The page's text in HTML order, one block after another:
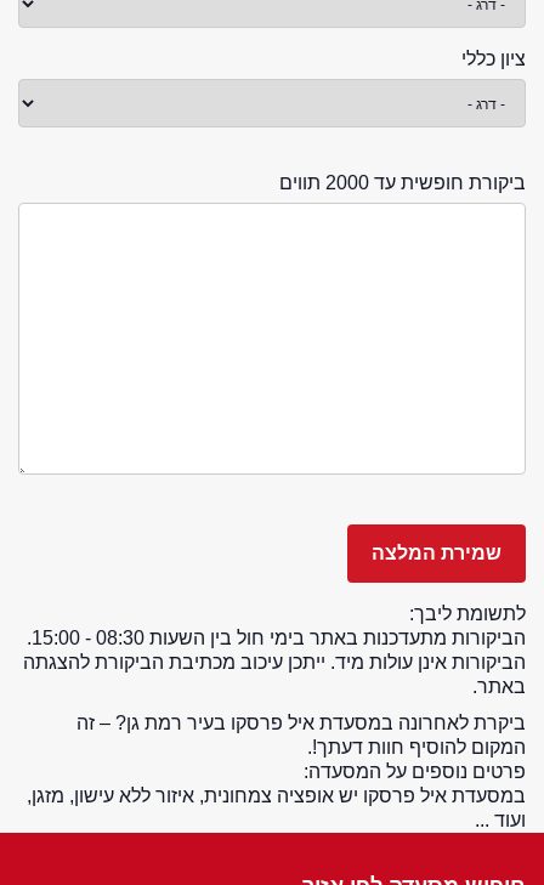
ציון כללי
ביקורת חופשית עד 2000 תווים
לתשומת ליבך:
הביקורות מתעדכנות באתר בימי חול בין השעות 08:30 - 15:00.
הביקורות אינן עולות מיד. ייתכן עיכוב מכתיבת הביקורת להצגתה
באתר.
ביקרת לאחרונה במסעדת איל פרסקו בעיר רמת גן? – זה
המקום להוסיף חוות דעתך!.
פרטים נוספים על המסעדה:
במסעדת איל פרסקו יש אופציה צמחונית, איזור ללא עישון, מזגן,
ועוד ...